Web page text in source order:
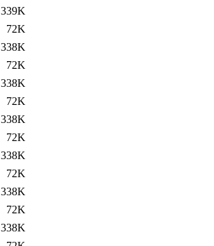
339K
72K
338K
72K
338K
72K
338K
72K
338K
72K
338K
72K
338K